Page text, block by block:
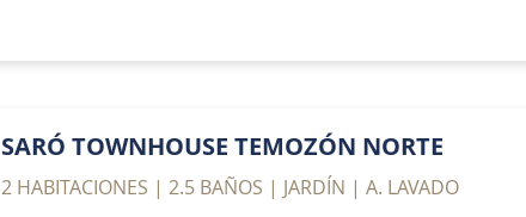
SARÓ TOWNHOUSE TEMOZÓN NORTE
2 HABITACIONES | 2.5 BAÑOS | JARDÍN | A. LAVADO